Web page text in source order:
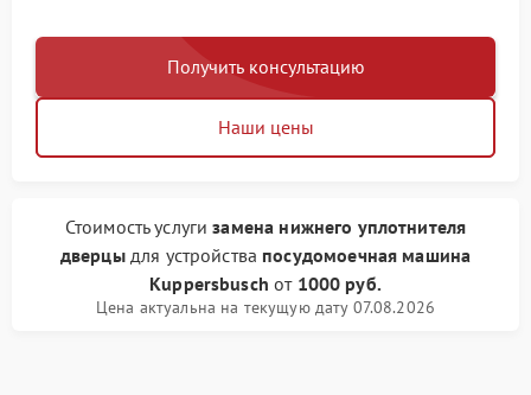
Получить консультацию
Наши цены
Стоимость услугизамена нижнего уплотнителя
дверцыдля устройства посудомоечная машина
Kuppersbusch от 1000 руб.
Цена актуальна на текущую дату 07.08.2026